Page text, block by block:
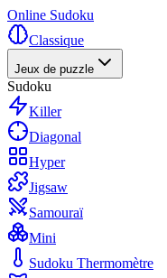
Online Sudoku
Classique
Jeux de puzzle
Sudoku
Killer
Diagonal
Hyper
Jigsaw
Samouraï
Mini
Sudoku Thermomètre